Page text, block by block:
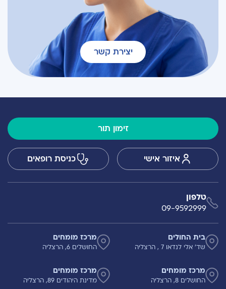
יצירת קשר
זימון תור
איזור אישי כניסת רופאים
טלפון
09-9592999
בית החולים
שד' אלי לנדאו 7 , הרצליה
מרכז מומחים
החושלים 6, הרצליה
מרכז מומחים
החושלים 8, הרצליה
מרכז מומחים
מדינת היהודים 89, הרצליה